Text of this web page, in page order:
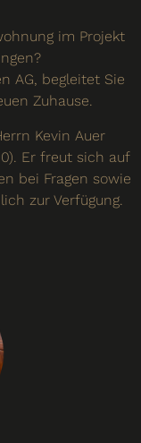
im Projekt
AG, begleitet Sie
Zuhause.
Kevin Auer
). Er freut sich auf
bei Fragen sowie
zur Verfügung.